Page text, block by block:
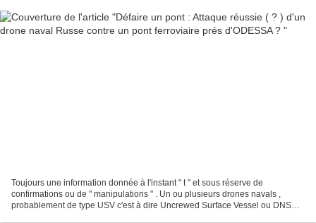
Toujours une information donnée à l'instant " t " et sous réserve de
confirmations ou de " manipulations " . Un ou plusieurs drones navals ,
probablement de type USV c'est à dire Uncrewed Surface Vessel ou DNS